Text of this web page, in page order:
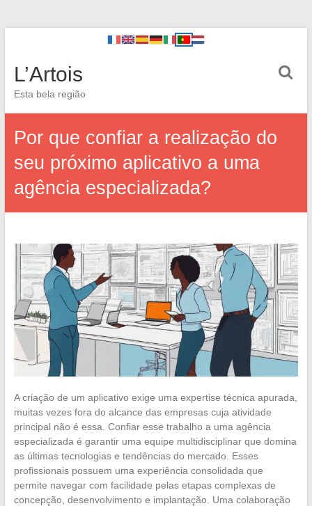
L’Artois
Esta bela região
Por que confiar a realização do
seu próximo aplicativo a uma
agência especializada?
A criação de um aplicativo exige uma expertise técnica apurada,
muitas vezes fora do alcance das empresas cuja atividade
principal não é essa. Confiar esse trabalho a uma agência
especializada é garantir uma equipe multidisciplinar que domina
as últimas tecnologias e tendências do mercado. Esses
profissionais possuem uma experiência consolidada que
permite navegar com facilidade pelas etapas complexas de
concepção, desenvolvimento e implantação. Uma colaboração